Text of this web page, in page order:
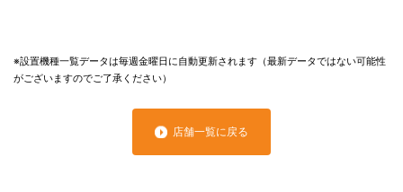
※設置機種一覧データは毎週金曜日に自動更新されます（最新データではない可能性
がございますのでご了承ください）
店舗一覧に戻る